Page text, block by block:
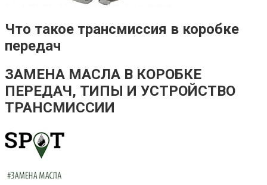
Что такое трансмиссия в коробке
передач
ЗАМЕНА МАСЛА В КОРОБКЕ
ПЕРЕДАЧ, ТИПЫ И УСТРОЙСТВО
ТРАНСМИССИИ